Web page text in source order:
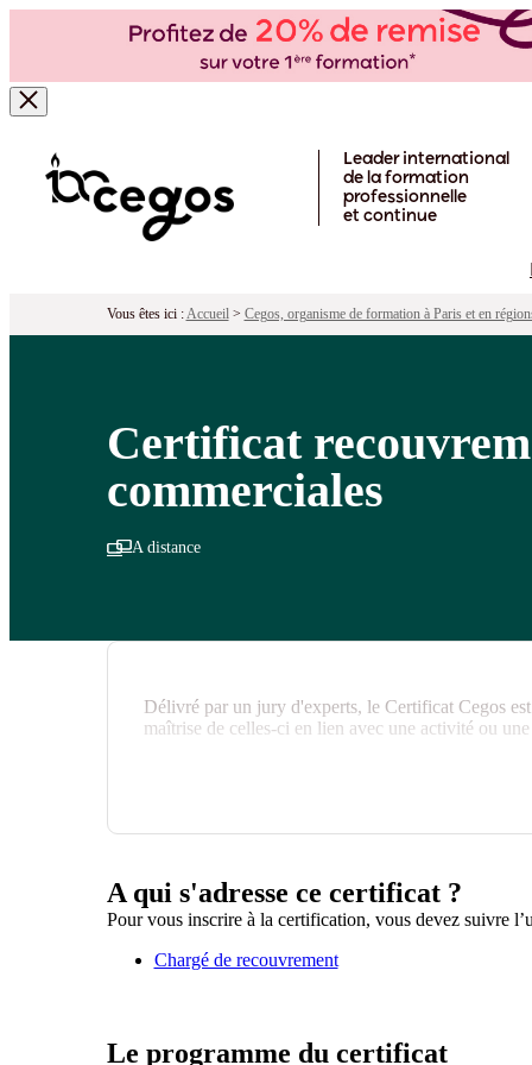
Leader international
de la formation
professionnelle
et continue
Vous êtes ici :Accueil> Cegos, organisme de formation à Paris et en
Certificat
commerciales
A distance
Délivré par un jury d'experts, le Certificat Cegos
maîtrise de celles-ci en lien avec une activité ou
A qui s'adresse ce certificat ?
Pour vous inscrire à la certification, vous devez suivre
Chargé de recouvrement
Le programme du certificat
Certificat recouvrement amiable et
Pour qui ? Programme Objectifs